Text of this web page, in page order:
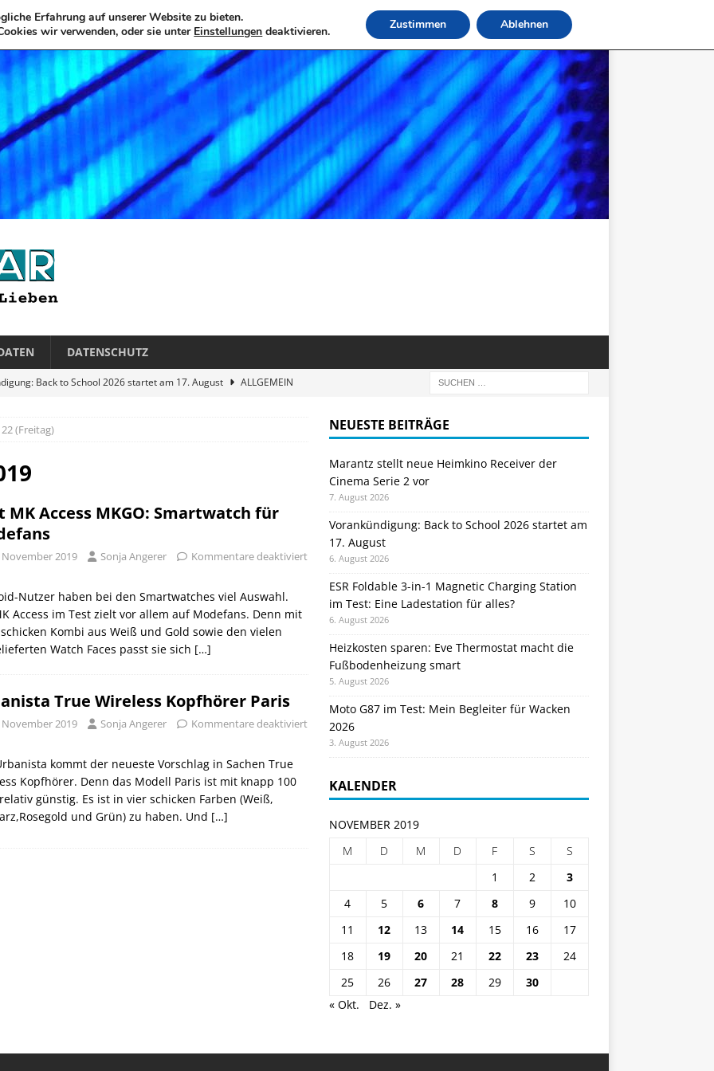
DATENSCHUTZ
Back to School 2026 startet am 17. August
ALLGEMEIN
sparen: Eve Thermostat macht die Fußbodenheizung smart
im Test: Mein Begleiter für Wacken 2026
TELEFON
22 (Freitag)
MK Access MKGO: Smartwatch für
November 2019 Sonja Angerer Kommentare deaktiviert
Nutzer haben bei den Smartwatches viel Auswahl.
Access im Test zielt vor allem auf Modefans. Denn mit
Kombi aus Weiß und Gold sowie den vielen
Watch Faces passt sie sich […]
True Wireless Kopfhörer Paris
November 2019 Sonja Angerer Kommentare deaktiviert
kommt der neueste Vorschlag in Sachen True
Kopfhörer. Denn das Modell Paris ist mit knapp 100
günstig. Es ist in vier schicken Farben (Weiß,
und Grün) zu haben. Und […]
NEUESTE BEITRÄGE
Marantz stellt neue Heimkino Receiver der
Cinema Serie 2 vor
7. August 2026
Vorankündigung: Back to School 2026 startet am
17. August
6. August 2026
ESR Foldable 3-in-1 Magnetic Charging Station
im Test: Eine Ladestation für alles?
6. August 2026
Heizkosten sparen: Eve Thermostat macht die
Fußbodenheizung smart
5. August 2026
Moto G87 im Test: Mein Begleiter für Wacken
2026
3. August 2026
KALENDER
NOVEMBER 2019
M
D M D F S
S
1
2
3
4
5 6 7 8 9
10
11
12 13 14 15 16
17
18
19 20 21 22 23
24
25
26 27 28 29
30
« Okt.
Dez. »
Erfahrung auf unserer Website zu bieten.
wir verwenden, oder sie unter Einstellungen deaktivieren. Zustimmen Ablehnen